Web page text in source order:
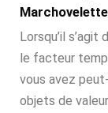
Lorsqu’il
le facteur
vous avez
objets de